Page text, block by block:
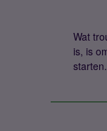
Wat
is, is